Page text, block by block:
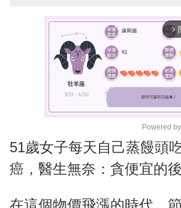
arrow_forward_ios
Powered by
51歲女子每天自己蒸饅頭
癌，醫生無奈：貪便宜的後
在這個物價飛漲的時代，